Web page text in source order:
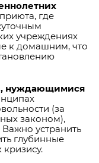
где
учреждениях
к домашним, что
нуждающимися
(за
законом),
устранить
глубинные